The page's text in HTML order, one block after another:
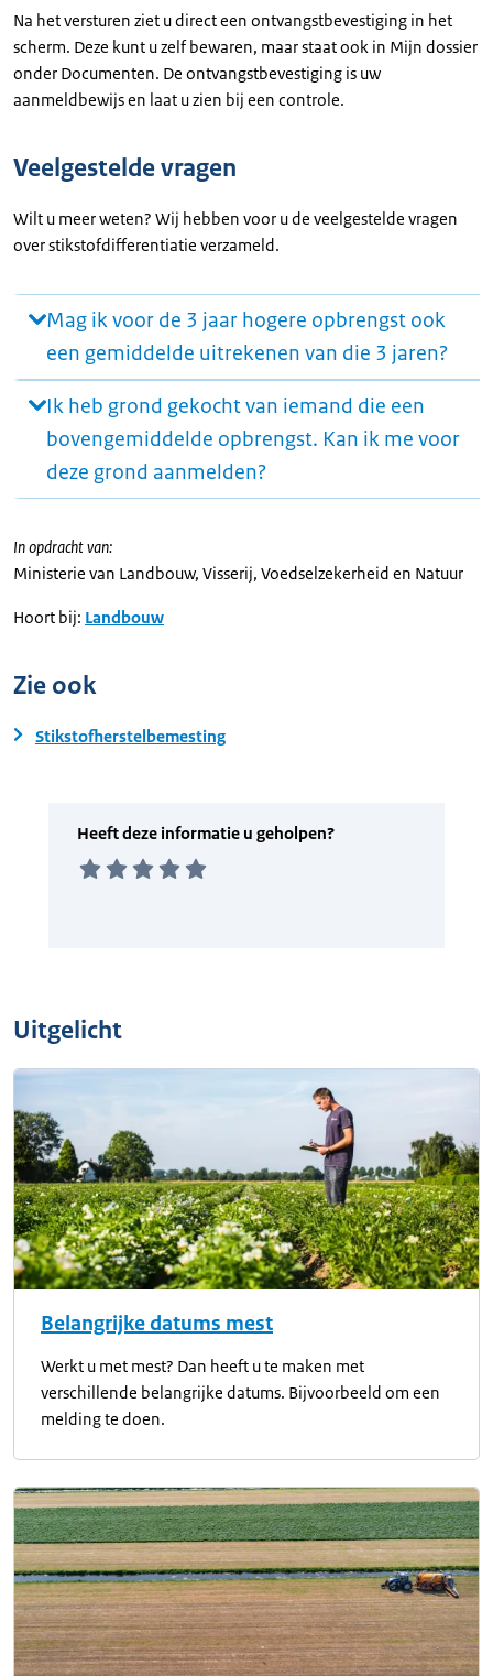
Na het versturen ziet u direct een ontvangstbevestiging in het
scherm. Deze kunt u zelf bewaren, maar staat ook in Mijn dossier
onder Documenten. De ontvangstbevestiging is uw
aanmeldbewijs en laat u zien bij een controle.
Veelgestelde vragen
Wilt u meer weten? Wij hebben voor u de veelgestelde vragen
over stikstofdifferentiatie verzameld.
Mag ik voor de 3 jaar hogere opbrengst ook
een gemiddelde uitrekenen van die 3 jaren?
Ik heb grond gekocht van iemand die een
bovengemiddelde opbrengst. Kan ik me voor
deze grond aanmelden?
In opdracht van:
Ministerie van Landbouw, Visserij, Voedselzekerheid en Natuur
Hoort bij: Landbouw
Zie ook
Stikstofherstelbemesting
Uitgelicht
Belangrijke datums mest
Werkt u met mest? Dan heeft u te maken met
verschillende belangrijke datums. Bijvoorbeeld om een
melding te doen.